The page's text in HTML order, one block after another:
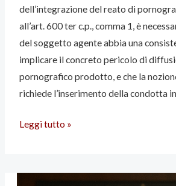
dell’integrazione del reato di
all’art. 600 ter c.p., comma 1, è
del soggetto agente abbia una
implicare il concreto pericolo di
pornografico prodotto, e che la
richiede l’inserimento della condotta
VIOLENZA
CHAT
Leggi tutto »